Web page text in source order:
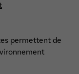
permettent de